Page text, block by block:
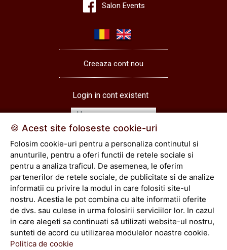
Salon Events
Creeaza cont nou
Login in cont existent
Login
Vezi cos
comenzi
Toate drepturile rezervate © 2026
🍪 Acest site foloseste cookie-uri
Folosim cookie-uri pentru a personaliza continutul si
anunturile, pentru a oferi functii de retele sociale si
pentru a analiza traficul. De asemenea, le oferim
partenerilor de retele sociale, de publicitate si de analize
informatii cu privire la modul in care folositi site-ul
nostru. Acestia le pot combina cu alte informatii oferite
de dvs. sau culese in urma folosirii serviciilor lor. In cazul
in care alegeti sa continuati să utilizati website-ul nostru,
sunteti de acord cu utilizarea modulelor noastre cookie.
Politica de cookie